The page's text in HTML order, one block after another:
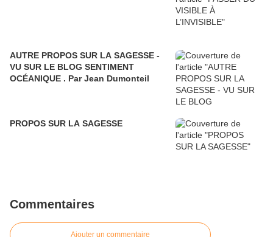
AUTRE PROPOS SUR LA SAGESSE -
VU SUR LE BLOG SENTIMENT
OCÉANIQUE . Par Jean Dumonteil
PROPOS SUR LA SAGESSE
Commentaires
Ajouter un commentaire